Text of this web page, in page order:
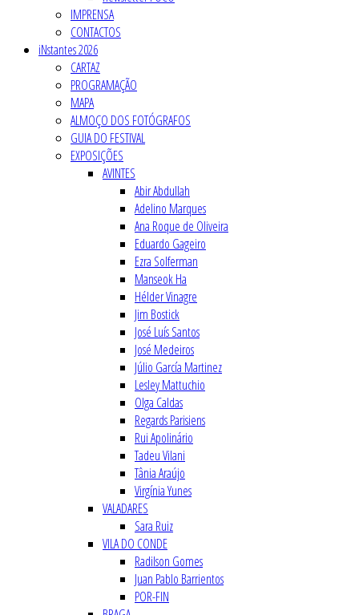
IMPRENSA
CONTACTOS
iNstantes 2026
CARTAZ
PROGRAMAÇÃO
MAPA
ALMOÇO DOS FOTÓGRAFOS
GUIA DO FESTIVAL
EXPOSIÇÕES
AVINTES
Abir Abdullah
Adelino Marques
Ana Roque de Oliveira
Eduardo Gageiro
Ezra Solferman
Manseok Ha
Hélder Vinagre
Jim Bostick
José Luís Santos
José Medeiros
Júlio García Martinez
Lesley Mattuchio
Olga Caldas
Regards Parisiens
Rui Apolinário
Tadeu Vilani
Tânia Araújo
Virgínia Yunes
VALADARES
Sara Ruiz
VILA DO CONDE
Radilson Gomes
Juan Pablo Barrientos
POR-FIN